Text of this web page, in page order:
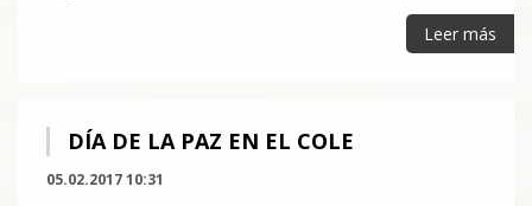
Leer más
DÍA DE LA PAZ EN EL COLE
05.02.2017 10:31